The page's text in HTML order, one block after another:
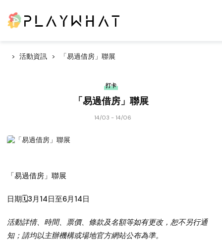
活動資訊 「易過借房」聯展
打卡
「易過借房」聯展
14/03 - 14/06
「易過借房」聯展
日期🗓️3月14日至6月14日
活動詳情、時間、票價、條款及名額等如有更改，恕不另行通
知；請均以主辦機構或場地官方網站公布為準。